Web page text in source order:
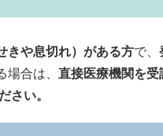
きや息切れ）がある方で、
場合は、 直接医療機関を受
さい。